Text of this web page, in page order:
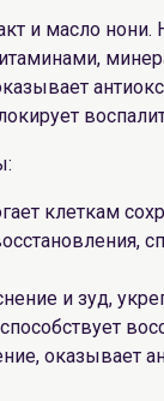
и масло нони.
клеткам
и зуд,
оказывает